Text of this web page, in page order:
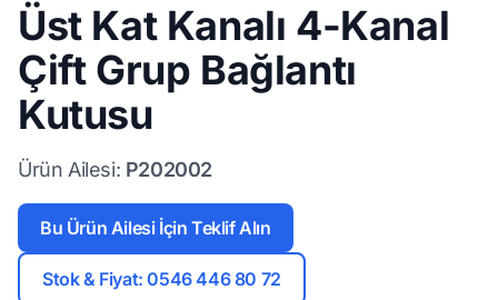
Üst Kat Kanalı 4-Kanal
Çift Grup Bağlantı
Kutusu
Ürün Ailesi: P202002
Bu Ürün Ailesi İçin Teklif Alın
Stok & Fiyat: 0546 446 80 72